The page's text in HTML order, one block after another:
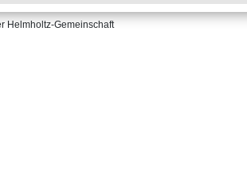
Helmholtz-Gemeinschaft